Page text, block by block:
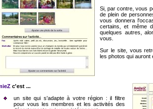
Si, par contre, vous
de plein de
vous donnera
certains, et même
quelques autres,
vous.
Sur le site, vous
les photos qui auront
c'est ...
un site qui s'adapte à votre région : il filtre
pour vous les membres et les activités des